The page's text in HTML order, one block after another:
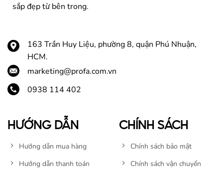
sắp đẹp từ bên trong.
163 Trần Huy Liệu, phường 8, quận Phú Nhuận,
HCM.
marketing@profa.com.vn
0938 114 402
HƯỚNG DẪN
Hướng dẫn mua hàng
Hướng dẫn thanh toán
CHÍNH SÁCH
Chính sách bảo mật
Chính sách vận chuyển